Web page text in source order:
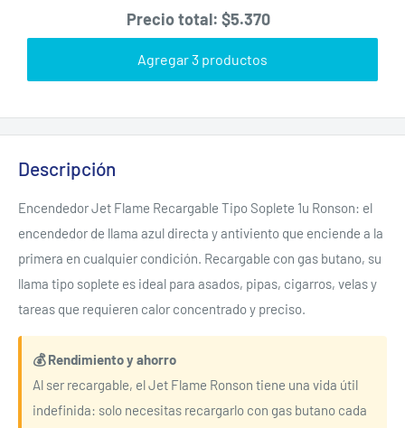
Precio total: $5.370
Agregar 3 productos
Descripción
Encendedor Jet Flame Recargable Tipo Soplete 1u Ronson: el
encendedor de llama azul directa y antiviento que enciende a la
primera en cualquier condición. Recargable con gas butano, su
llama tipo soplete es ideal para asados, pipas, cigarros, velas y
tareas que requieren calor concentrado y preciso.
💰 Rendimiento y ahorro
Al ser recargable, el Jet Flame Ronson tiene una vida útil
indefinida: solo necesitas recargarlo con gas butano cada